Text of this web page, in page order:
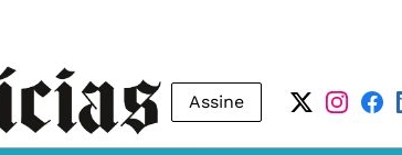
Assine